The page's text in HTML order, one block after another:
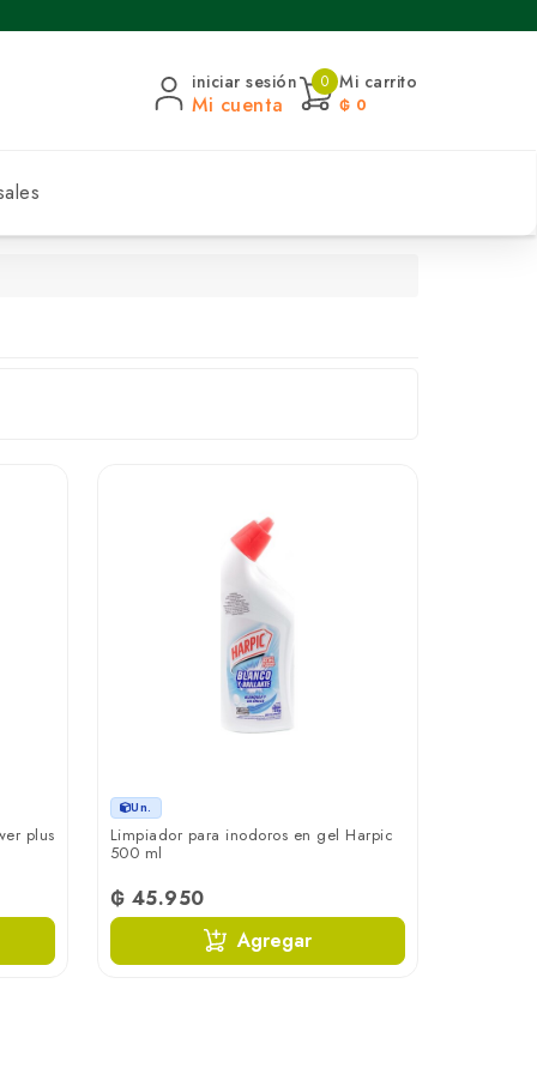
iniciar sesión
Mi cuenta
0 Mi carrito
₲ 0
plus
Un.
Limpiador para inodoros en gel Harpic
500 ml
₲ 45.950
Agregar